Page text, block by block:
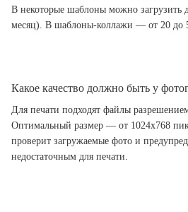
В некоторые шаблоны можно загрузить
месяц). В шаблоны-коллажи — от 20 до
Какое качество должно быть у
Для печати подходят файлы
Оптимальный размер — от 1024x768
проверит загружаемые фото и
недостаточным для печати.